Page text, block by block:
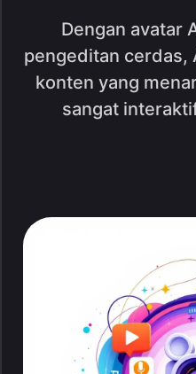
Dengan avatar
pengeditan cerdas,
konten yang
sangat